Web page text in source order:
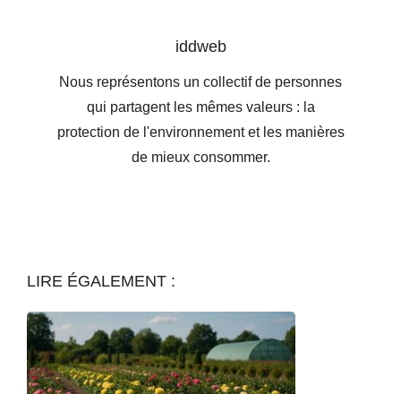
iddweb
Nous représentons un collectif de personnes
qui partagent les mêmes valeurs : la
protection de l'environnement et les manières
de mieux consommer.
LIRE ÉGALEMENT :